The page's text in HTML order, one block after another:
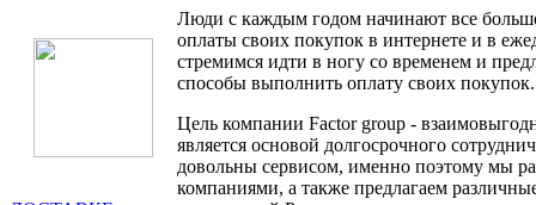
Люди с каждым годом начинают все
оплаты своих покупок в интернете и в
стремимся идти в ногу со временем и
способы выполнить оплату своих покупок.
Цель компании Factor group -
является основой долгосрочного
довольны сервисом, именно поэтому мы
компаниями, а также предлагаем